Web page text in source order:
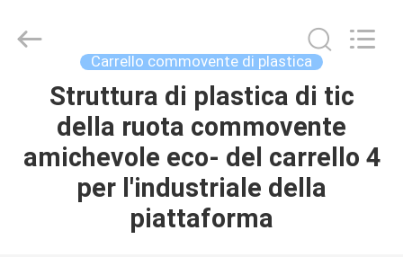
CASA
PRODOTTI
supplier.
Copyright
Handing
Co.,Ltd..
Carrello commovente di plastica
Struttura di plastica di tic
della ruota commovente
amichevole eco- del carrello 4
per l'industriale della
piattaforma